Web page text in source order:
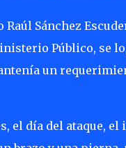
Sánchez
Público, se
un
el día del ataque,